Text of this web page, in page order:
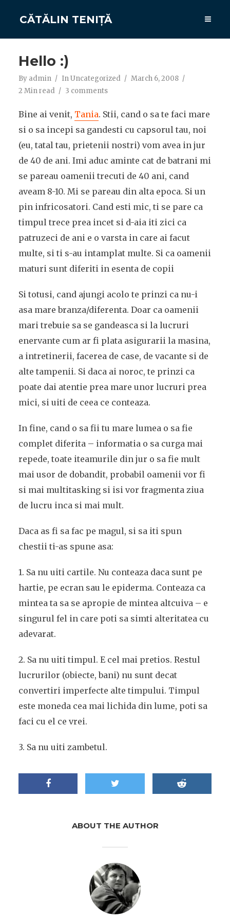
CĂTĂLIN TENIȚĂ
Hello :)
By admin InUncategorized
March 6, 2008
2 Min read
3 comments
Bine ai venit, Tania. Stii, cand o sa te faci mare
si o sa incepi sa gandesti cu capsorul tau, noi
(eu, tatal tau, prietenii nostri) vom avea in jur
de 40 de ani. Imi aduc aminte cat de batrani mi
se pareau oamenii trecuti de 40 ani, cand
aveam 8-10. Mi se pareau din alta epoca. Si un
pin infricosatori. Cand esti mic, ti se pare ca
timpul trece prea incet si d-aia iti zici ca
patruzeci de ani e o varsta in care ai facut
multe, si ti s-au intamplat multe. Si ca oamenii
maturi sunt diferiti in esenta de copii
Si totusi, cand ajungi acolo te prinzi ca nu-i
asa mare branza/diferenta. Doar ca oamenii
mari trebuie sa se gandeasca si la lucruri
enervante cum ar fi plata asigurarii la masina,
a intretinerii, facerea de case, de vacante si de
alte tampenii. Si daca ai noroc, te prinzi ca
poate dai atentie prea mare unor lucruri prea
mici, si uiti de ceea ce conteaza.
In fine, cand o sa fii tu mare lumea o sa fie
complet diferita – informatia o sa curga mai
repede, toate iteamurile din jur o sa fie mult
mai usor de dobandit, probabil oamenii vor fi
si mai multitasking si isi vor fragmenta ziua
de lucru inca si mai mult.
Daca as fi sa fac pe magul, si sa iti spun
chestii ti-as spune asa:
1. Sa nu uiti cartile. Nu conteaza daca sunt pe
hartie, pe ecran sau le epiderma. Conteaza ca
mintea ta sa se apropie de mintea altcuiva – e
singurul fel in care poti sa simti alteritatea cu
adevarat.
2. Sa nu uiti timpul. E cel mai pretios. Restul
lucrurilor (obiecte, bani) nu sunt decat
convertiri imperfecte alte timpului. Timpul
este moneda cea mai lichida din lume, poti sa
faci cu el ce vrei.
3. Sa nu uiti zambetul.
ABOUT THE AUTHOR